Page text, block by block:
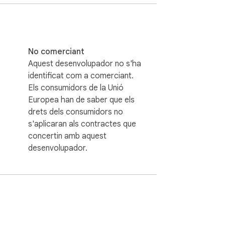
del menú emergent i vegeu com de
o per desactivar temporalment el
No comerciant
Aquest desenvolupador no s'ha
identificat com a comerciant.
Els consumidors de la Unió
Europea han de saber que els
drets dels consumidors no
s'aplicaran als contractes que
concertin amb aquest
desenvolupador.